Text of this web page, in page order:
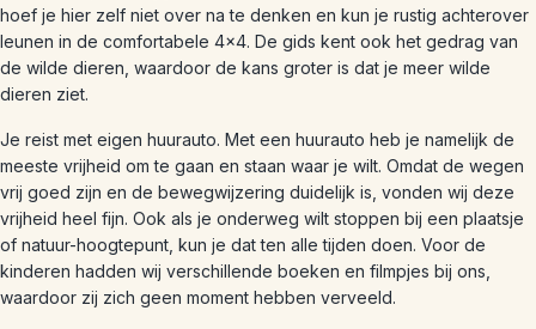
hoef je hier zelf niet over na te denken en kun je rustig achterover
leunen in de comfortabele 4×4. De gids kent ook het gedrag van
de wilde dieren, waardoor de kans groter is dat je meer wilde
dieren ziet.
Je reist met eigen huurauto. Met een huurauto heb je namelijk de
meeste vrijheid om te gaan en staan waar je wilt. Omdat de wegen
vrij goed zijn en de bewegwijzering duidelijk is, vonden wij deze
vrijheid heel fijn. Ook als je onderweg wilt stoppen bij een plaatsje
of natuur-hoogtepunt, kun je dat ten alle tijden doen. Voor de
kinderen hadden wij verschillende boeken en filmpjes bij ons,
waardoor zij zich geen moment hebben verveeld.